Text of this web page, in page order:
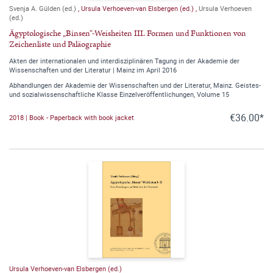
Svenja A. Gülden (ed.) Ursula Verhoeven-van Elsbergen (ed.) Ursula Verhoeven
(ed.)
Ägyptologische „Binsen“-Weisheiten III. Formen und Funktionen von
Zeichenliste und Paläographie
Akten der internationalen und interdisziplinären Tagung in der Akademie der
Wissenschaften und der Literatur | Mainz im April 2016
Abhandlungen der Akademie der Wissenschaften und der Literatur, Mainz. Geistes-
und sozialwissenschaftliche Klasse Einzelveröffentlichungen, Volume 15
2018 | Book - Paperback with book jacket €36.00*
Ursula Verhoeven-van Elsbergen (ed.)